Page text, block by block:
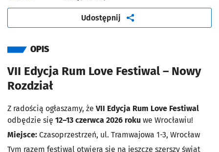
Udostępnij artykuł
OPIS
VII Edycja Rum Love Festiwal – Nowy
Rozdział
Z radością ogłaszamy, że VII Edycja Rum Love Festiwal
odbędzie się 12–13 czerwca 2026 roku we Wrocławiu!
Miejsce: Czasoprzestrzeń, ul. Tramwajowa 1-3, Wrocław
Tym razem festiwal otwiera się na jeszcze szerszy świat